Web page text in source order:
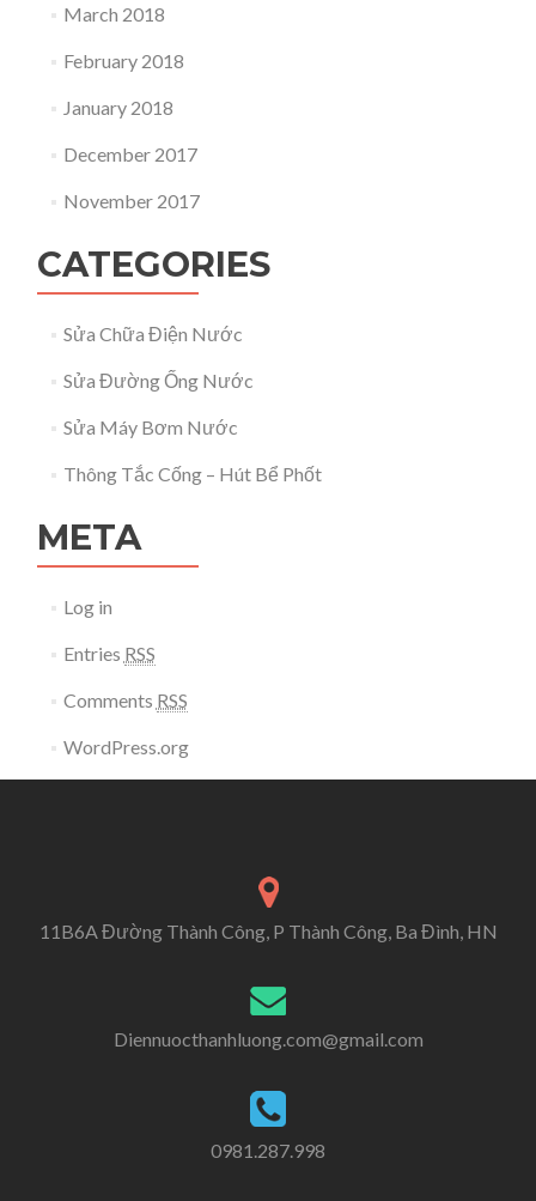
March 2018
February 2018
January 2018
December 2017
November 2017
CATEGORIES
Sửa Chữa Điện Nước
Sửa Đường Ống Nước
Sửa Máy Bơm Nước
Thông Tắc Cống – Hút Bể Phốt
META
Log in
Entries RSS
Comments RSS
WordPress.org
11B6A Đường Thành Công, P Thành Công, Ba Đình, HN
Diennuocthanhluong.com@gmail.com
0981.287.998